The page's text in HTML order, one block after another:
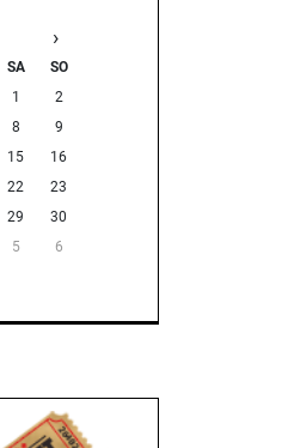
›
SA
SO
1
2
8
9
15
16
22
23
29
30
5 6